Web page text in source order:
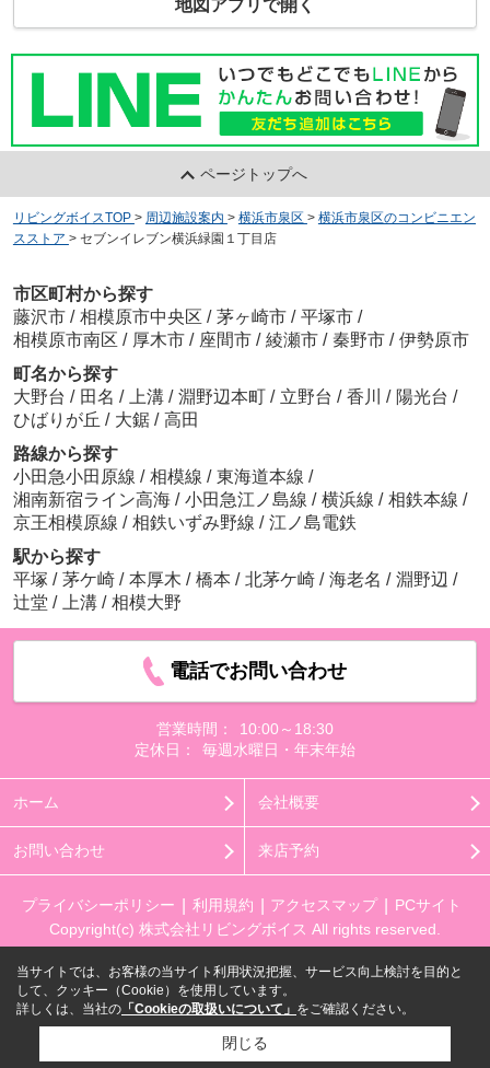
地図アプリで開く
ページトップへ
リビングボイスTOP > 周辺施設案内 > 横浜市泉区 > 横浜市泉区のコンビニエン
スストア > セブンイレブン横浜緑園１丁目店
市区町村から探す
藤沢市 / 相模原市中央区 / 茅ヶ崎市 / 平塚市 /
相模原市南区 / 厚木市 / 座間市 / 綾瀬市 / 秦野市 / 伊勢原市
町名から探す
大野台 / 田名 / 上溝 / 淵野辺本町 / 立野台 / 香川 / 陽光台 /
ひばりが丘 / 大鋸 / 高田
路線から探す
小田急小田原線 / 相模線 / 東海道本線 /
湘南新宿ライン高海 / 小田急江ノ島線 / 横浜線 / 相鉄本線 /
京王相模原線 / 相鉄いずみ野線 / 江ノ島電鉄
駅から探す
平塚 / 茅ケ崎 / 本厚木 / 橋本 / 北茅ケ崎 / 海老名 / 淵野辺 /
辻堂 / 上溝 / 相模大野
電話でお問い合わせ
営業時間：
10:00～18:30
定休日：
毎週水曜日・年末年始
ホーム 会社概要
お問い合わせ 来店予約
プライバシーポリシー 利用規約 アクセスマップ
PCサイト
Copyright(c) 株式会社リビングボイス All rights reserved.
当サイトでは、お客様の当サイト利用状況把握、サービス向上検討を目的と
して、クッキー（Cookie）を使用しています。
詳しくは、当社の 「Cookieの取扱いについて」 をご確認ください。
閉じる